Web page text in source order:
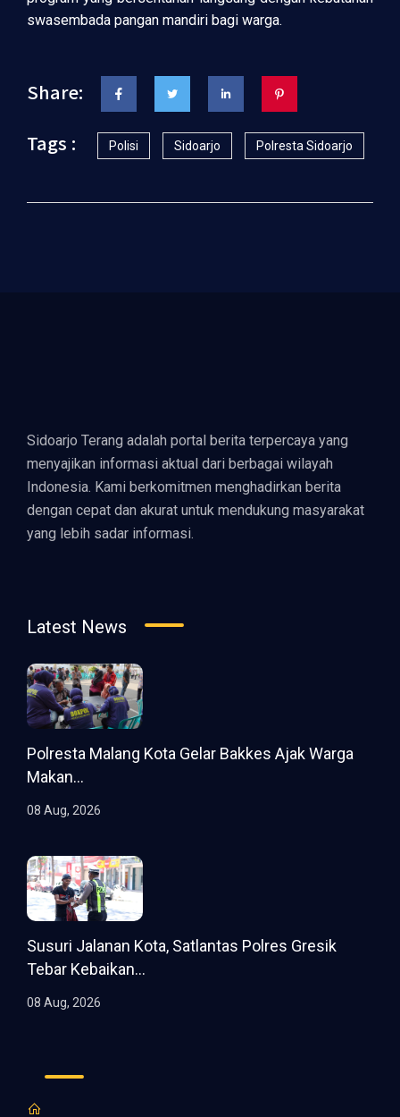
swasembada pangan mandiri bagi warga.
Share:
Tags :
Polisi Sidoarjo Polresta Sidoarjo
Sidoarjo Terang adalah portal berita terpercaya yang
menyajikan informasi aktual dari berbagai wilayah
Indonesia. Kami berkomitmen menghadirkan berita
dengan cepat dan akurat untuk mendukung masyarakat
yang lebih sadar informasi.
Latest News
Polresta Malang Kota Gelar Bakkes Ajak Warga
Makan...
08 Aug, 2026
Susuri Jalanan Kota, Satlantas Polres Gresik
Tebar Kebaikan...
08 Aug, 2026